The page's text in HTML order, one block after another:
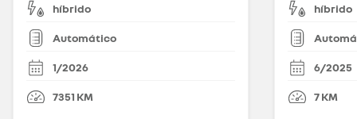
híbrido
Automático
1/2026
7351 KM
híbrido
6/2025
7KM